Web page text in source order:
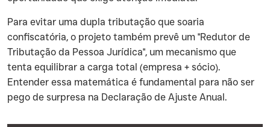
Para evitar uma dupla tributação que soaria
confiscatória, o projeto também prevê um "Redutor de
Tributação da Pessoa Jurídica", um mecanismo que
tenta equilibrar a carga total (empresa + sócio).
Entender essa matemática é fundamental para não ser
pego de surpresa na Declaração de Ajuste Anual.